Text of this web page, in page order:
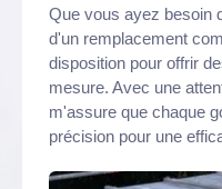
Que vous ayez besoin
d'un remplacement
disposition pour offrir
mesure. Avec une
m'assure que chaque
précision pour une